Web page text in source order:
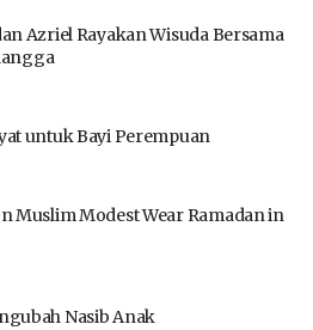
Azriel Rayakan Wisuda Bersama
untuk Bayi Perempuan
Muslim Modest Wear Ramadan in
Nasib Anak